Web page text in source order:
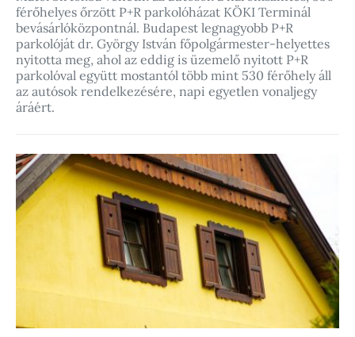
férőhelyes őrzött P+R parkolóházat KÖKI Terminál
bevásárlóközpontnál. Budapest legnagyobb P+R
parkolóját dr. György István főpolgármester-helyettes
nyitotta meg, ahol az eddig is üzemelő nyitott P+R
parkolóval együtt mostantól több mint 530 férőhely áll
az autósok rendelkezésére, napi egyetlen vonaljegy
áráért.